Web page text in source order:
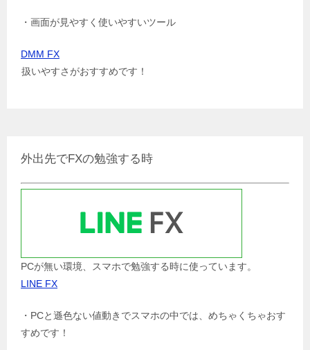
・画面が見やすく使いやすいツール
DMM FX
扱いやすさがおすすめです！
外出先でFXの勉強する時
PCが無い環境、スマホで勉強する時に使っています。
LINE FX
・PCと遜色ない値動きでスマホの中では、めちゃくちゃおす
すめです！